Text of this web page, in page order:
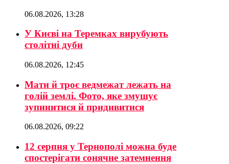
06.08.2026, 13:28
У Києві на Теремках вирубують
столітні дуби
06.08.2026, 12:45
Мати й троє ведмежат лежать на
голій землі. Фото, яке змушує
зупинитися й придивитися
06.08.2026, 09:22
12 серпня у Тернополі можна буде
спостерігати сонячне затемнення